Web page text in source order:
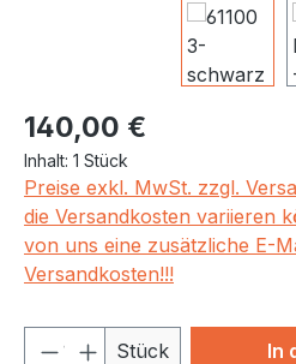
Regulärer Preis:
140,00 €
Inhalt: 1 Stück
Preise exkl. MwSt. zzgl.
die Versandkosten variieren
von uns eine zusätzliche E-
Versandkosten!!!
Produkt Anzahl:
Stück In